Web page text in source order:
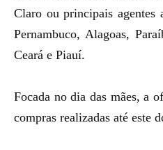
Claro ou principais agentes
Pernambuco, Alagoas,
Ceará e Piauí.
Focada no dia das mães, a
compras realizadas até este